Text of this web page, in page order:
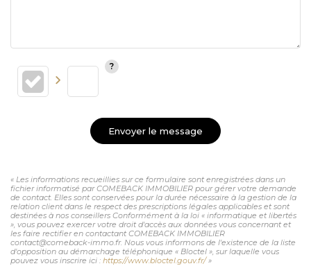
Envoyer le message
« Les informations recueillies sur ce formulaire sont enregistrées dans un
fichier informatisé par COMEBACK IMMOBILIER pour gérer votre demande
de contact. Elles sont conservées pour la durée nécessaire à la gestion de la
relation client dans le respect des prescriptions légales applicables et sont
destinées à nos conseillers Conformément à la loi « informatique et libertés
», vous pouvez exercer votre droit d'accès aux données vous concernant et
les faire rectifier en contactant COMEBACK IMMOBILIER
contact@comeback-immo.fr. Nous vous informons de l'existence de la liste
d'opposition au démarchage téléphonique « Bloctel », sur laquelle vous
pouvez vous inscrire ici : https://www.bloctel.gouv.fr/»